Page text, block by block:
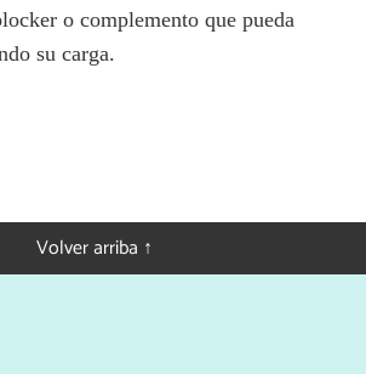
o complemento que pueda
su carga.
Volver arriba ↑